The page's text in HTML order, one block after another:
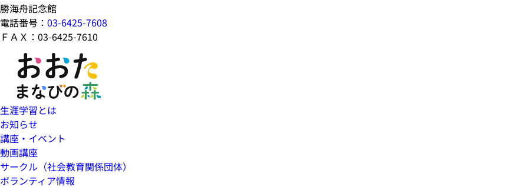
勝海舟記念館
電話番号： 03-6425-7608
ＦＡＸ：03-6425-7610
生涯学習とは
お知らせ
講座・イベント
動画講座
サークル（社会教育関係団体）
ボランティア情報